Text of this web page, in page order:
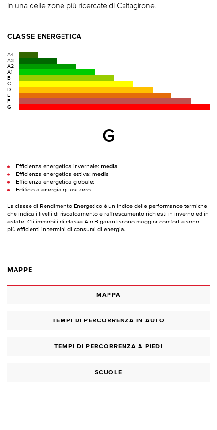
in una delle zone più ricercate di Caltagirone.
CLASSE ENERGETICA
A4
A3
A2
A1
B
C
D
E
F
G
G
Efficienza energetica invernale: media
Efficienza energetica estiva: media
Efficienza energetica globale:
Edificio a energia quasi zero
La classe di Rendimento Energetico è un indice delle performance termiche
che indica i livelli di riscaldamento e raffrescamento richiesti in inverno ed in
estate. Gli immobili di classe A o B garantiscono maggior comfort e sono i
più efficienti in termini di consumi di energia.
MAPPE
MAPPA
TEMPI DI PERCORRENZA IN AUTO
TEMPI DI PERCORRENZA A PIEDI
SCUOLE